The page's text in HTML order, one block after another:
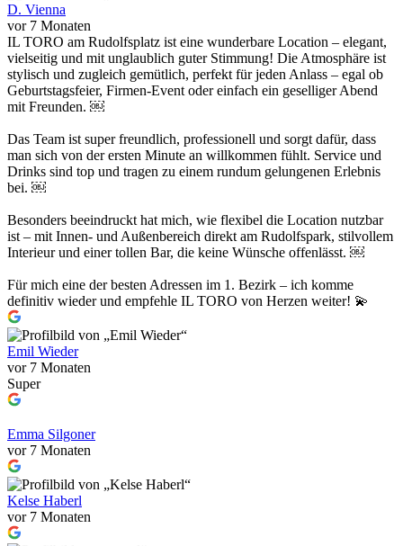
D. Vienna
vor 7 Monaten
IL TORO am Rudolfsplatz ist eine wunderbare Location – elegant,
vielseitig und mit unglaublich guter Stimmung! Die Atmosphäre ist
stylisch und zugleich gemütlich, perfekt für jeden Anlass – egal ob
Geburtstagsfeier, Firmen-Event oder einfach ein geselliger Abend
mit Freunden. ￼
Das Team ist super freundlich, professionell und sorgt dafür, dass
man sich von der ersten Minute an willkommen fühlt. Service und
Drinks sind top und tragen zu einem rundum gelungenen Erlebnis
bei. ￼
Besonders beeindruckt hat mich, wie flexibel die Location nutzbar
ist – mit Innen- und Außenbereich direkt am Rudolfspark, stilvollem
Interieur und einer tollen Bar, die keine Wünsche offenlässt. ￼
Für mich eine der besten Adressen im 1. Bezirk – ich komme
definitiv wieder und empfehle IL TORO von Herzen weiter! 💫
Emil Wieder
vor 7 Monaten
Super
Emma Silgoner
vor 7 Monaten
Kelse Haberl
vor 7 Monaten